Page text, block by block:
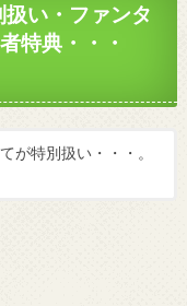
い・ファンタ
特典・・・
が特別扱い・・・。